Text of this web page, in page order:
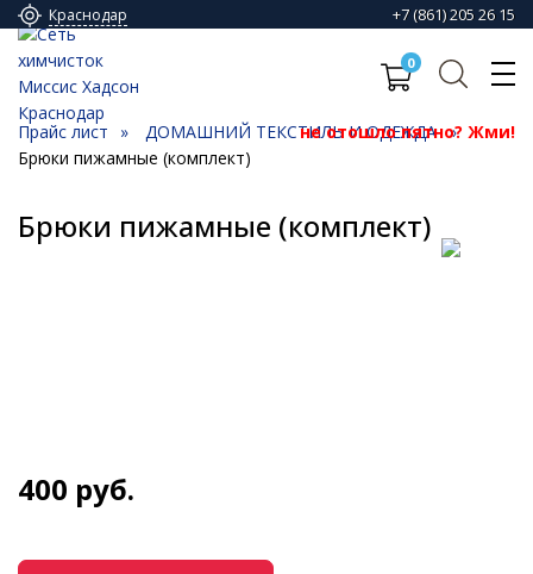
+7 (861) 205 26 15
Краснодар
0
не отошло пятно? Жми!
Прайс лист
ДОМАШНИЙ ТЕКСТИЛЬ И ОДЕЖДА
Брюки пижамные (комплект)
Брюки пижамные (комплект)
400 руб.